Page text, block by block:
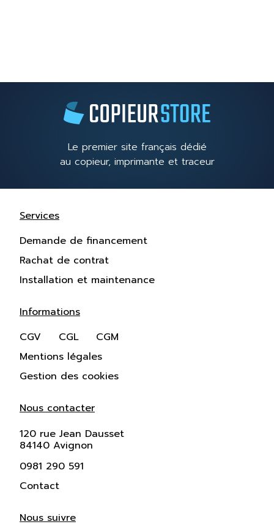
Le premier site français dédié
au copieur, imprimante et traceur
Services
Demande de financement
Rachat de contrat
Installation et maintenance
Informations
CGV
CGL
CGM
Mentions légales
Gestion des cookies
Nous contacter
120 rue Jean Dausset
84140 Avignon
0981 290 591
Contact
Nous suivre